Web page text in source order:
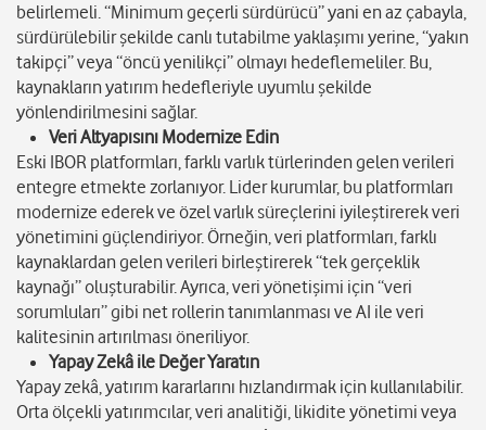
belirlemeli. “Minimum geçerli sürdürücü” yani en az çabayla,
sürdürülebilir şekilde canlı tutabilme yaklaşımı yerine, “yakın
takipçi” veya “öncü yenilikçi” olmayı hedeflemeliler. Bu,
kaynakların yatırım hedefleriyle uyumlu şekilde
yönlendirilmesini sağlar.
Veri Altyapısını Modernize Edin
Eski IBOR platformları, farklı varlık türlerinden gelen verileri
entegre etmekte zorlanıyor. Lider kurumlar, bu platformları
modernize ederek ve özel varlık süreçlerini iyileştirerek veri
yönetimini güçlendiriyor. Örneğin, veri platformları, farklı
kaynaklardan gelen verileri birleştirerek “tek gerçeklik
kaynağı” oluşturabilir. Ayrıca, veri yönetişimi için “veri
sorumluları” gibi net rollerin tanımlanması ve AI ile veri
kalitesinin artırılması öneriliyor.
Yapay Zekâ ile Değer Yaratın
Yapay zekâ, yatırım kararlarını hızlandırmak için kullanılabilir.
Orta ölçekli yatırımcılar, veri analitiği, likidite yönetimi veya